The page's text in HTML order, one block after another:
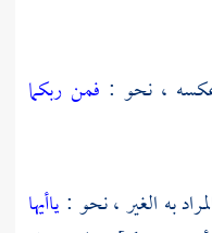
، نحو : فمن ربكما
به الغير ، نحو :ياأيها